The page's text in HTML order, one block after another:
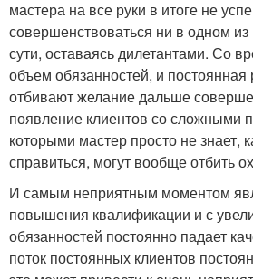
мастера на все руки в итоге не
совершенствоваться ни в одном
сути, оставаясь дилетантами. Со
объем обязанностей, и постоянная
отбивают желание дальше
появление клиентов со сложными
которыми мастер просто не знает,
справиться, могут вообще отбить
И самым неприятным моментом
повышения квалификации и с
обязанностей постоянно падает
поток постоянных клиентов